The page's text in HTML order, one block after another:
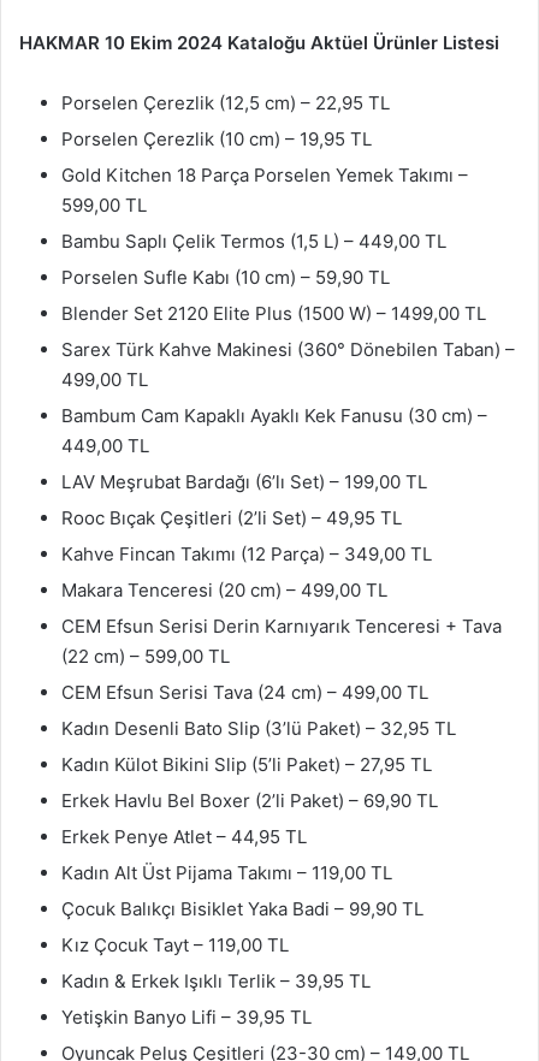
HAKMAR 10 Ekim 2024 Kataloğu Aktüel Ürünler Listesi
Porselen Çerezlik (12,5 cm) – 22,95 TL
Porselen Çerezlik (10 cm) – 19,95 TL
Gold Kitchen 18 Parça Porselen Yemek Takımı –
599,00 TL
Bambu Saplı Çelik Termos (1,5 L) – 449,00 TL
Porselen Sufle Kabı (10 cm) – 59,90 TL
Blender Set 2120 Elite Plus (1500 W) – 1499,00 TL
Sarex Türk Kahve Makinesi (360° Dönebilen Taban) –
499,00 TL
Bambum Cam Kapaklı Ayaklı Kek Fanusu (30 cm) –
449,00 TL
LAV Meşrubat Bardağı (6’lı Set) – 199,00 TL
Rooc Bıçak Çeşitleri (2’li Set) – 49,95 TL
Kahve Fincan Takımı (12 Parça) – 349,00 TL
Makara Tenceresi (20 cm) – 499,00 TL
CEM Efsun Serisi Derin Karnıyarık Tenceresi + Tava
(22 cm) – 599,00 TL
CEM Efsun Serisi Tava (24 cm) – 499,00 TL
Kadın Desenli Bato Slip (3’lü Paket) – 32,95 TL
Kadın Külot Bikini Slip (5’li Paket) – 27,95 TL
Erkek Havlu Bel Boxer (2’li Paket) – 69,90 TL
Erkek Penye Atlet – 44,95 TL
Kadın Alt Üst Pijama Takımı – 119,00 TL
Çocuk Balıkçı Bisiklet Yaka Badi – 99,90 TL
Kız Çocuk Tayt – 119,00 TL
Kadın & Erkek Işıklı Terlik – 39,95 TL
Yetişkin Banyo Lifi – 39,95 TL
Oyuncak Peluş Çeşitleri (23-30 cm) – 149,00 TL